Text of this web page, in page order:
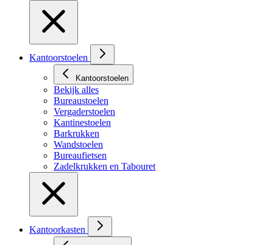
Kantoorstoelen
Kantoorstoelen
Bekijk alles
Bureaustoelen
Vergaderstoelen
Kantinestoelen
Barkrukken
Wandstoelen
Bureaufietsen
Zadelkrukken en Tabouret
Kantoorkasten